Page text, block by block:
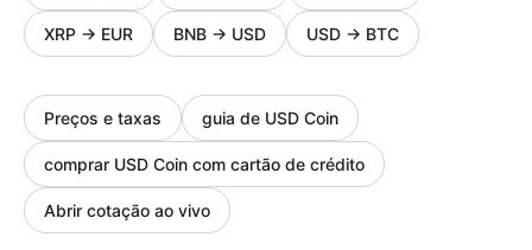
XRP → EUR BNB → USD USD → BTC
Preços e taxas guia de USD Coin
comprar USD Coin com cartão de crédito
Abrir cotação ao vivo